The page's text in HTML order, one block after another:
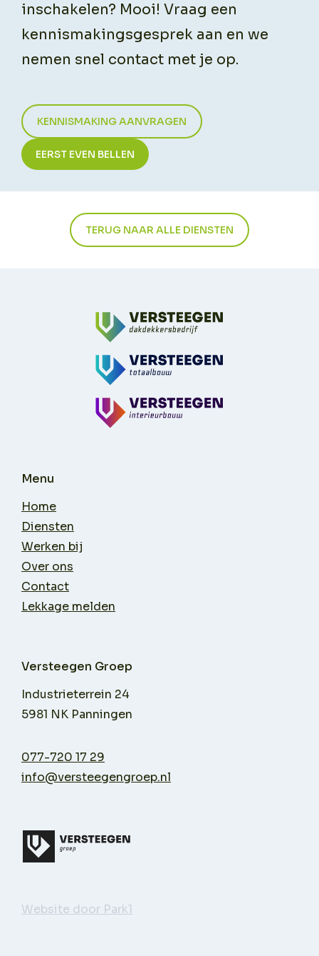
inschakelen? Mooi! Vraag een
kennismakingsgesprek aan en we
nemen snel contact met je op.
KENNISMAKING AANVRAGEN
EERST EVEN BELLEN
TERUG NAAR ALLE DIENSTEN
Website door Park1
Versteegen Groep
Industrieterrein 24
5981 NK Panningen
077-720 17 29
info@versteegengroep.nl
Menu
Home
Diensten
Werken bij
Over ons
Contact
Lekkage melden